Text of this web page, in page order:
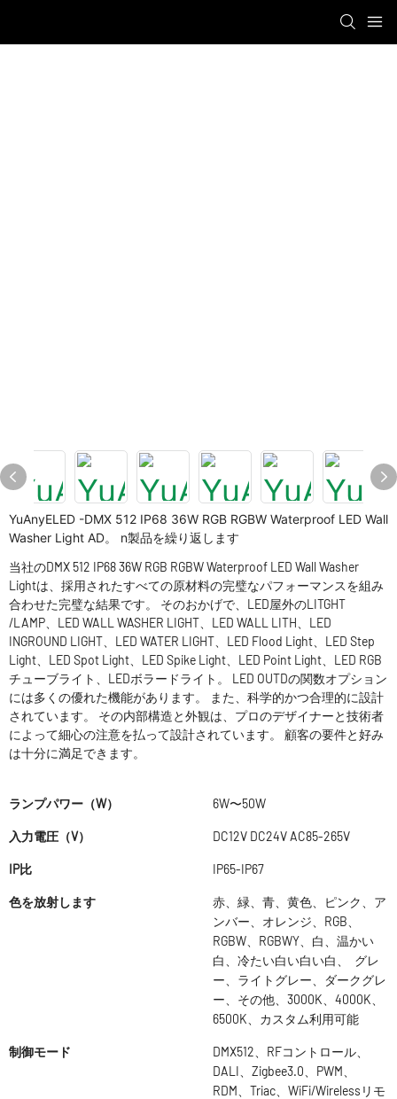
YuAnyELED -DMX 512 IP68 36W RGB RGBW Waterproof LED Wall
Washer Light AD。 n製品を繰り返します
当社のDMX 512 IP68 36W RGB RGBW Waterproof LED Wall Washer
Lightは、採用されたすべての原材料の完璧なパフォーマンスを組み
合わせた完璧な結果です。 そのおかげで、LED屋外のLITGHT
/LAMP、LED WALL WASHER LIGHT、LED WALL LITH、LED
INGROUND LIGHT、LED WATER LIGHT、LED Flood Light、LED Step
Light、LED Spot Light、LED Spike Light、LED Point Light、LED RGB
チューブライト、LEDボラードライト。 LED OUTDの関数オプション
には多くの優れた機能があります。 また、科学的かつ合理的に設計
されています。 その内部構造と外観は、プロのデザイナーと技術者
によって細心の注意を払って設計されています。 顧客の要件と好み
は十分に満足できます。
ランプパワー（W） 6W〜50W
入力電圧（V） DC12V DC24V AC85-265V
IP比 IP65-IP67
色を放射します
赤、緑、青、黄色、ピンク、ア
ンバー、オレンジ、RGB、
RGBW、RGBWY、白、温かい
白、冷たい白い白い白、 グレ
ー、ライトグレー、ダークグレ
ー、その他、3000K、4000K、
6500K、カスタム利用可能
制御モード
DMX512、RFコントロール、
DALI、Zigbee3.0、PWM、
RDM、Triac、WiFi/Wirelessリモ